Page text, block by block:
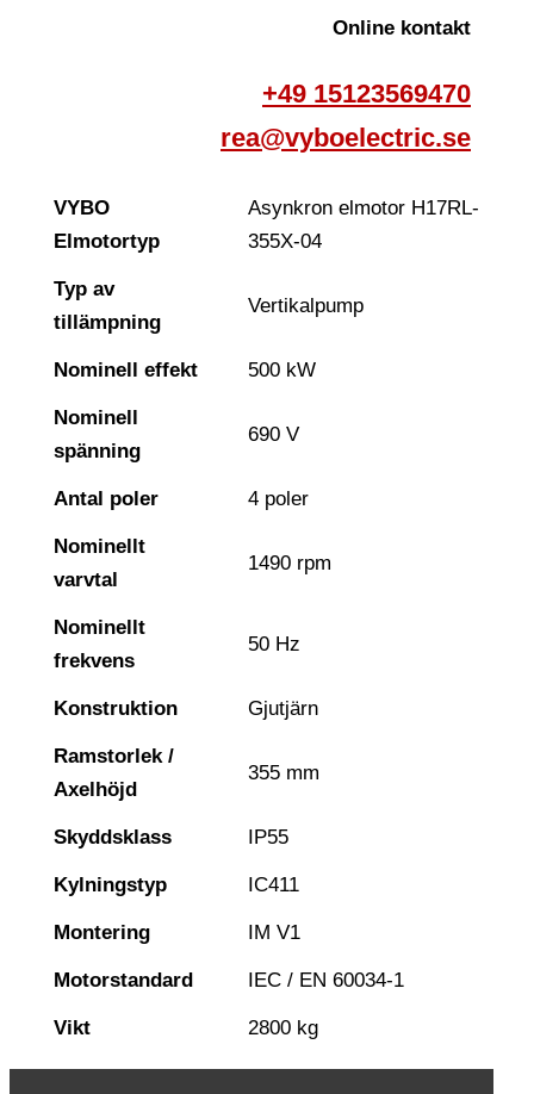
Online kontakt
+49 15123569470
rea@vyboelectric.se
VYBO
Elmotortyp
Asynkron elmotor H17RL-
355X-04
Typ av
tillämpning
Vertikalpump
Nominell effekt 500 kW
Nominell
spänning
690 V
Antal poler 4 poler
Nominellt
varvtal
1490 rpm
Nominellt
frekvens
50 Hz
Konstruktion Gjutjärn
Ramstorlek /
Axelhöjd
355 mm
Skyddsklass IP55
Kylningstyp IC411
Montering IM V1
Motorstandard IEC / EN 60034-1
Vikt 2800 kg